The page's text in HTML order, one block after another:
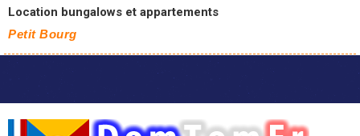
Location bungalows et appartements
Petit Bourg